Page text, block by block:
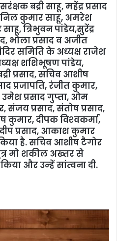
बद्री साहू, महेंद्र प्रसाद
कुमार साहू, अमरेश
त्रिभुवन पांडेय,सुरेंद्र
भोला प्रसाद व अजीत
समिति के अध्‍यक्ष राजेश
शशिभूषण पांडेय,
प्रसाद, सचिव आशीष
प्रजापति, रंजीत कुमार,
उमेश प्रसाद गुप्‍ता, ओम
संजय प्रसाद, संतोष प्रसाद,
कुमार, दीपक विश्‍वकर्मा,
प्रसाद, आकाश कुमार
है. सचिव आशीष टैगोर
मो शकील अख्‍तर से
और उन्‍हें सांत्‍वना दी.